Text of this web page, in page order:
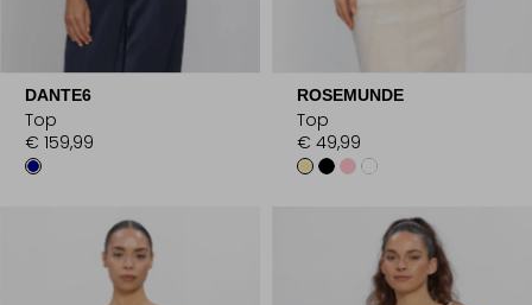
DANTE6
Top
€ 159,99
ROSEMUNDE
Top
€ 49,99